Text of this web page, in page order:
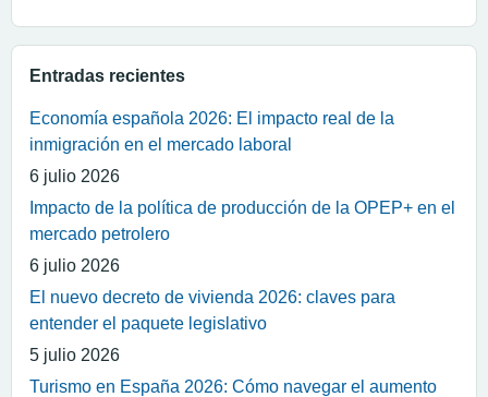
Entradas recientes
Economía española 2026: El impacto real de la
inmigración en el mercado laboral
6 julio 2026
Impacto de la política de producción de la OPEP+ en el
mercado petrolero
6 julio 2026
El nuevo decreto de vivienda 2026: claves para
entender el paquete legislativo
5 julio 2026
Turismo en España 2026: Cómo navegar el aumento